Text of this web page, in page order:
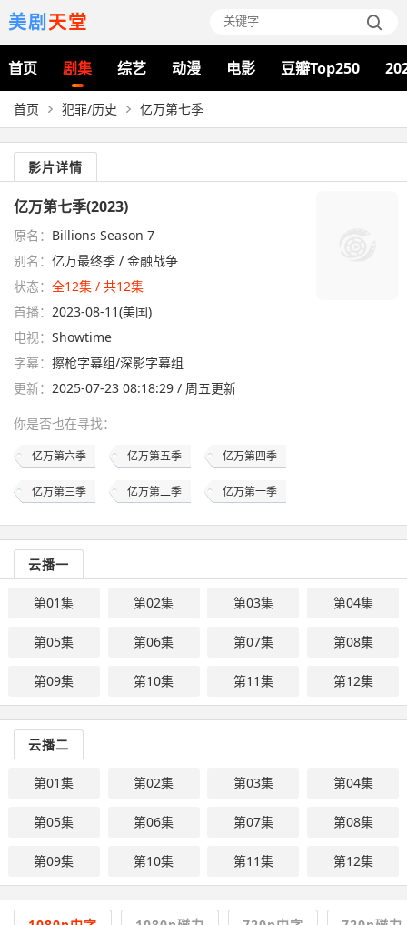
美剧天堂
首页 剧集 综艺 动漫 电影 豆瓣Top250
首页 犯罪/历史 亿万第七季
影片详情
亿万第七季(2023)
原名： Billions Season 7
别名： 亿万最终季 / 金融战争
状态： 全12集 / 共12集
首播： 2023-08-11(美国)
电视： Showtime
字幕： 擦枪字幕组/深影字幕组
更新： 2025-07-23 08:18:29 / 周五更新
你是否也在寻找：
亿万第六季 亿万第五季 亿万第四季
亿万第三季 亿万第二季 亿万第一季
云播一
第01集 第02集 第03集 第04集
第05集 第06集 第07集 第08集
第09集 第10集 第11集 第12集
云播二
第01集 第02集 第03集 第04集
第05集 第06集 第07集 第08集
第09集 第10集 第11集 第12集